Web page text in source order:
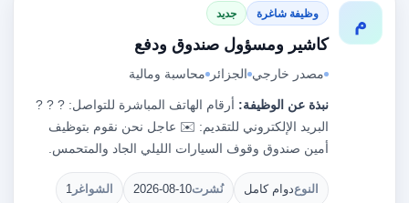
م وظيفة شاغرة جديد
كاشير ومسؤول صندوق ودفع
مصدر خارجي الجزائر محاسبة ومالية
نبذة عن الوظيفة: أرقام الهاتف المباشرة للتواصل: ? ? ?
البريد الإلكتروني للتقديم: ✉️ عاجل نحن نقوم بتوظيف
أمين صندوق وقوف السيارات الليلي الجاد والمتحمس.
النوعدوام كامل نُشرت2026-08-10 الشواغر 1